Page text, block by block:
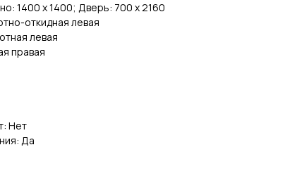
1400 x 1400; Дверь: 700 x 2160
откидная левая
левая
правая
Нет
Да